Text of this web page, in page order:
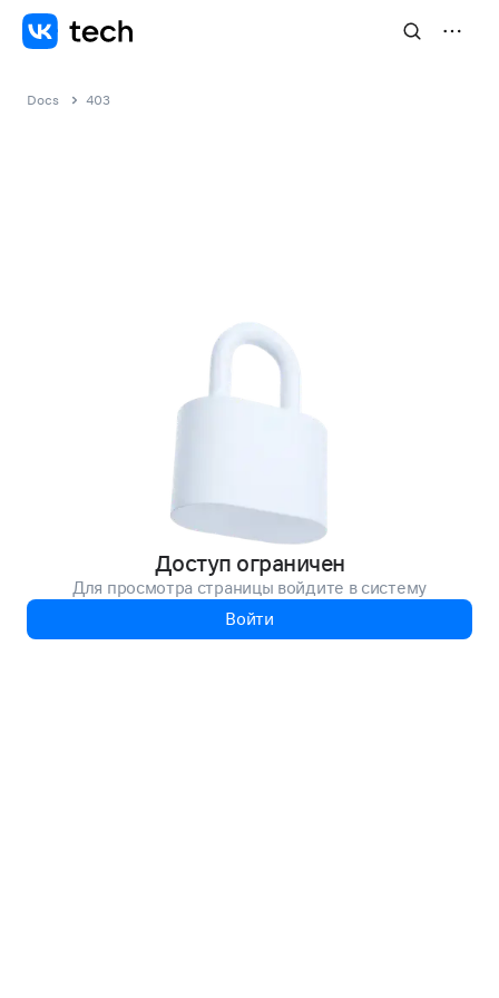
Docs 403
Доступ ограничен
Для просмотра страницы войдите в систему
Войти